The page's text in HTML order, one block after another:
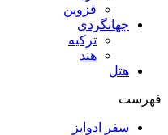
قزوین
جهانگردی
ترکیه
هند
هتل
فهرست
سفر ادوایز